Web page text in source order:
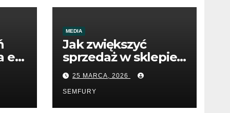
e-
MEDIA
Jak zwiększyć
sprzedaż w sklepie
internetowym
dzięki SEO
25 MARCA, 2026
SEMFURY